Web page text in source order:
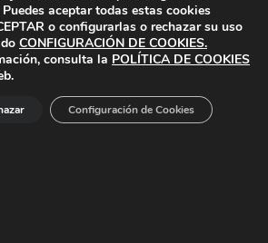
de polanco
Polanco. La iglesia R-29 39313 Polanco
942 82 42 00
+34 942 82 49 75
info@aytopolanco.org
Protección de Datos Personales-Política de
Privacidad -Declaracion de Accesibilidad
aceptar todas estas cookies
o configurarlas o rechazar su uso
CONFIGURACIÓN DE COOKIES.
consulta la POLÍTICA DE COOKIES
Configuración de Cookies